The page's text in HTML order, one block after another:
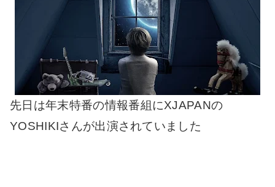
先日は年末特番の情報番組にXJAPANの
YOSHIKIさんが出演されていました